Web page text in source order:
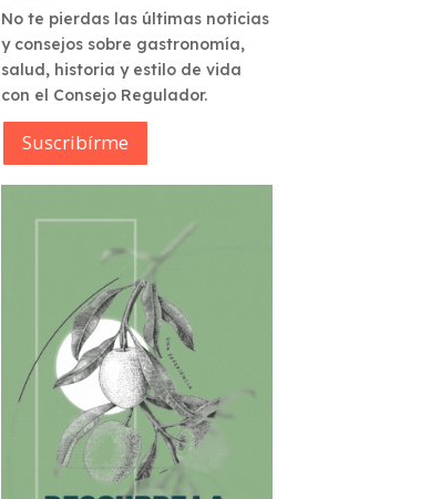
No te pierdas las últimas noticias
y consejos sobre gastronomía,
salud, historia y estilo de vida
con el Consejo Regulador.
Suscribírme